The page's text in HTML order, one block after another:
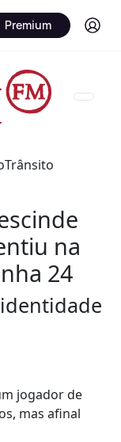
Premium Log in
Trânsito
na
24
jogador de
mas afinal